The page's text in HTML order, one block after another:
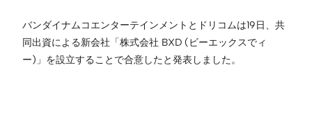
バンダイナムコエンターテインメントとドリコムは19日、共
同出資による新会社「株式会社 BXD (ビーエックスでィ
ー)」を設立することで合意したと発表しました。